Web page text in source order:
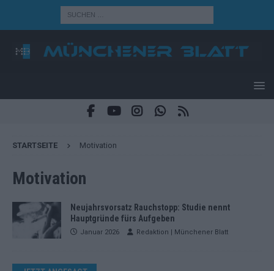
STARTSEITE Motivation
Motivation
Neujahrsvorsatz Rauchstopp: Studie nennt
Hauptgründe fürs Aufgeben
Januar 2026 Redaktion | Münchener Blatt